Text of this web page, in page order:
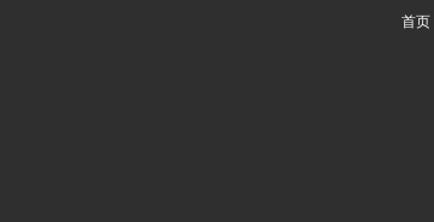
首页